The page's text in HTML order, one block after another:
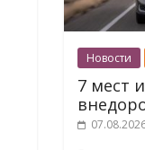
Новости
7 мест